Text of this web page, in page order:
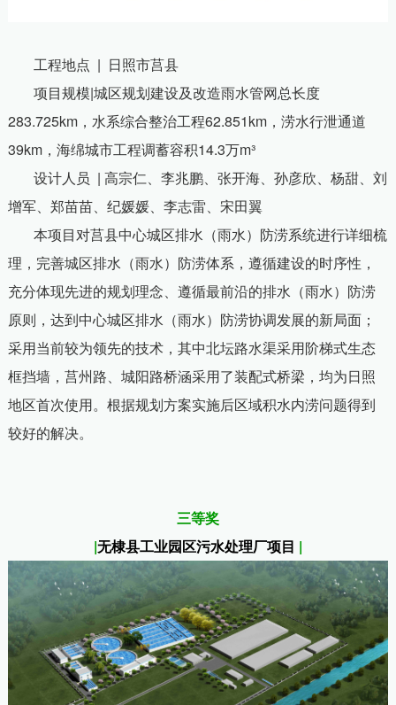
工程地点 | 日照市莒县
项目规模|城区规划建设及改造雨水管网总长度
283.725km，水系综合整治工程62.851km，涝水行泄通道
39km，海绵城市工程调蓄容积14.3万m³
设计人员 | 高宗仁、李兆鹏、张开海、孙彦欣、杨甜、刘
增军、郑苗苗、纪媛媛、李志雷、宋田翼
本项目对莒县中心城区排水（雨水）防涝系统进行详细梳
理，完善城区排水（雨水）防涝体系，遵循建设的时序性，
充分体现先进的规划理念、遵循最前沿的排水（雨水）防涝
原则，达到中心城区排水（雨水）防涝协调发展的新局面；
采用当前较为领先的技术，其中北坛路水渠采用阶梯式生态
框挡墙，莒州路、城阳路桥涵采用了装配式桥梁，均为日照
地区首次使用。根据规划方案实施后区域积水内涝问题得到
较好的解决。
三等奖
|无棣县工业园区污水处理厂项目 |